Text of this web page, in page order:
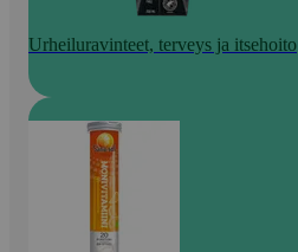
Urheiluravinteet, terveys ja itsehoito